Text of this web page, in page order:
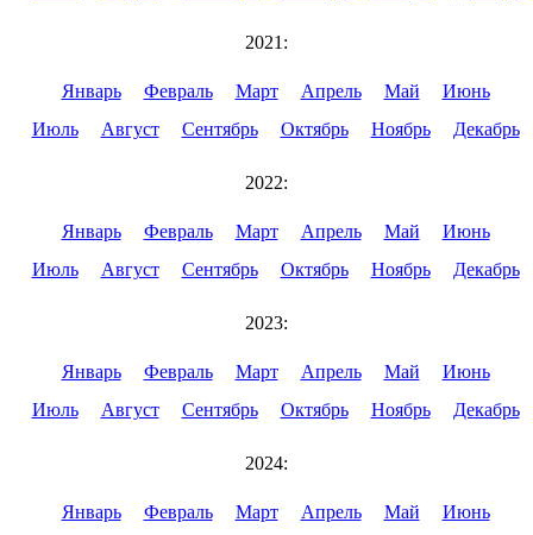
2021:
Январь Февраль Март Апрель Май
Июнь
Июль
Август Сентябрь Октябрь Ноябрь Декабрь
2022:
Январь Февраль Март Апрель Май
Июнь
Июль
Август Сентябрь Октябрь Ноябрь Декабрь
2023:
Январь Февраль Март Апрель Май
Июнь
Июль
Август Сентябрь Октябрь Ноябрь Декабрь
2024:
Январь Февраль Март Апрель Май
Июнь